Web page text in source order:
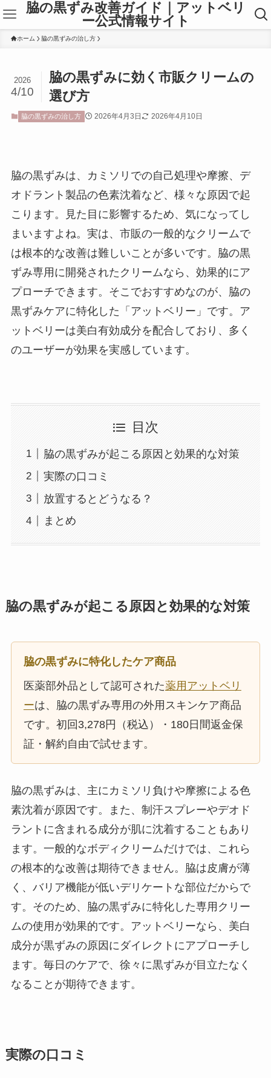
脇の黒ずみ改善ガイド｜アットベリ
ー公式情報サイト
ホーム 脇の黒ずみの治し方
脇の黒ずみに効く市販クリームの
選び方
2026
4/10
脇の黒ずみの治し方 2026年4月3日 2026年4月10日
脇の黒ずみは、カミソリでの自己処理や摩擦、デ
オドラント製品の色素沈着など、様々な原因で起
こります。見た目に影響するため、気になってし
まいますよね。実は、市販の一般的なクリームで
は根本的な改善は難しいことが多いです。脇の黒
ずみ専用に開発されたクリームなら、効果的にア
プローチできます。そこでおすすめなのが、脇の
黒ずみケアに特化した「アットベリー」です。ア
ットベリーは美白有効成分を配合しており、多く
のユーザーが効果を実感しています。
目次
脇の黒ずみが起こる原因と効果的な対策
実際の口コミ
放置するとどうなる？
まとめ
脇の黒ずみが起こる原因と効果的な対策
脇の黒ずみに特化したケア商品
医薬部外品として認可された薬用アットベリ
ーは、脇の黒ずみ専用の外用スキンケア商品
です。初回3,278円（税込）・180日間返金保
証・解約自由で試せます。
脇の黒ずみは、主にカミソリ負けや摩擦による色
素沈着が原因です。また、制汗スプレーやデオド
ラントに含まれる成分が肌に沈着することもあり
ます。一般的なボディクリームだけでは、これら
の根本的な改善は期待できません。脇は皮膚が薄
く、バリア機能が低いデリケートな部位だからで
す。そのため、脇の黒ずみに特化した専用クリー
ムの使用が効果的です。アットベリーなら、美白
成分が黒ずみの原因にダイレクトにアプローチし
ます。毎日のケアで、徐々に黒ずみが目立たなく
なることが期待できます。
実際の口コミ